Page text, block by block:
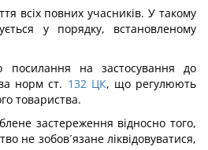
всіх повних учасників. У такому
у порядку, встановленому
посилання на застосування до
норм ст. 132 ЦК, що регулюють
товариства.
застереження відносно того,
не зобов´язане ліквідовуватися,